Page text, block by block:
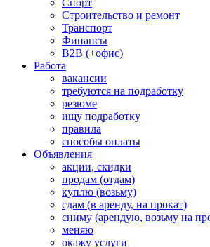
Спорт
Строительство и ремонт
Транспорт
Финансы
B2B (+офис)
Работа
вакансии
требуются на подработку
резюме
ищу подработку
правила
способы оплаты
Объявления
акции, скидки
продам (отдам)
куплю (возьму)
сдам (в аренду, на прокат)
сниму (арендую, возьму на
меняю
окажу услуги